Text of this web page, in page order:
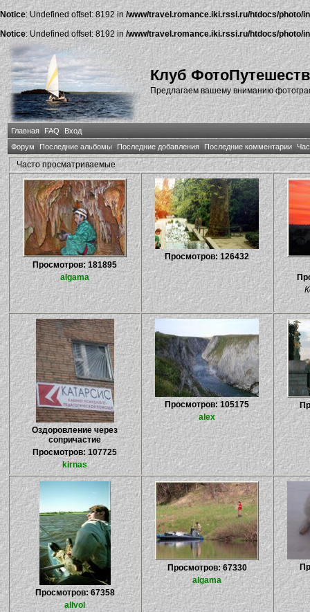
Notice: Undefined offset: 8192 in /www/travel.romance.iki.rssi.ru/htdocs/photo/
Notice: Undefined offset: 8192 in/www/travel.romance.iki.rssi.ru/htdocs/photo/
Клуб
Предлагаем вашему вниманию
Главная FAQ
Вход
Форум
Последние альбомы Последние добавления Последние комментарии
Часто просматриваемые
Просмотров: 181895
algama
Просмотров: 126432
Оздоровление через
сопричастие
Просмотров: 107725
kirnas
Просмотров: 105175
alex
Просмотров: 67358
allvol
Просмотров: 67330
algama